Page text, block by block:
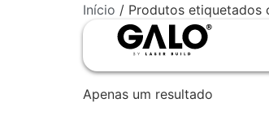
Início / Produtos etiquetados
MR 811
Apenas um resultado